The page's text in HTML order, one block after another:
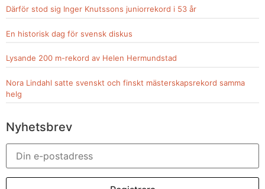
Därför stod sig Inger Knutssons juniorrekord i 53 år
En historisk dag för svensk diskus
Lysande 200 m-rekord av Helen Hermundstad
Nora Lindahl satte svenskt och finskt mästerskapsrekord samma
helg
Nyhetsbrev